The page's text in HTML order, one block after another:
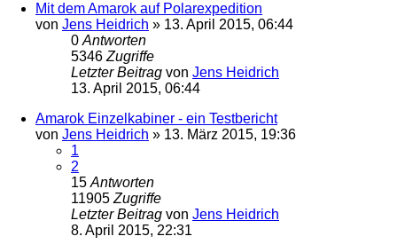
Mit dem Amarok auf Polarexpedition
von Jens Heidrich » 13. April 2015, 06:44
0 Antworten
5346 Zugriffe
Letzter Beitrag von Jens Heidrich
13. April 2015, 06:44
Amarok Einzelkabiner - ein Testbericht
von Jens Heidrich » 13. März 2015, 19:36
1
2
15 Antworten
11905 Zugriffe
Letzter Beitrag von Jens Heidrich
8. April 2015, 22:31